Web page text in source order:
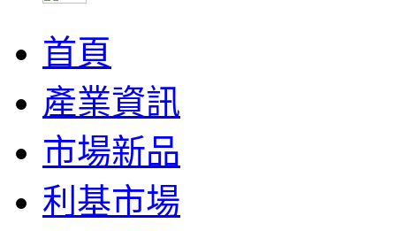
首頁
產業資訊
市場新品
利基市場